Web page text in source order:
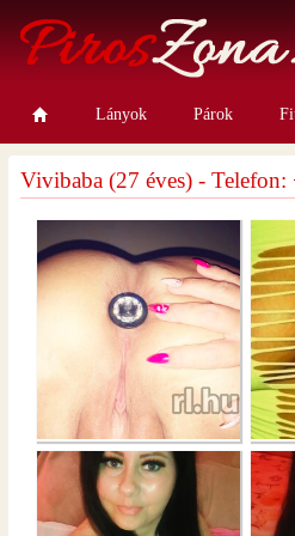
Lányok Párok
Vivibaba (27 éves) -